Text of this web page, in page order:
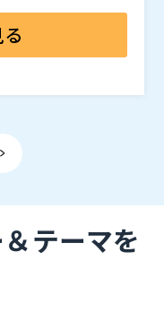
交えてご説明すると
QA対応といった
（） マジセミ株式
テーマを